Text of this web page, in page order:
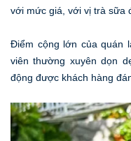
với mức giá, với vị trà sữa
Điểm cộng lớn của quán
viên thường xuyên dọn
động được khách hàng